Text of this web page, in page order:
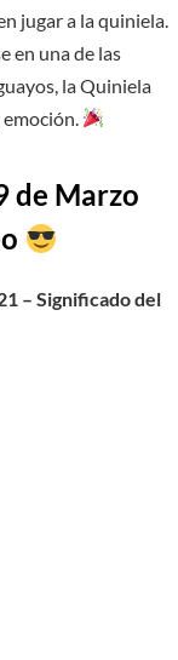
jugar a la quiniela.
en una de las
la Quiniela
de Marzo
– Significado del